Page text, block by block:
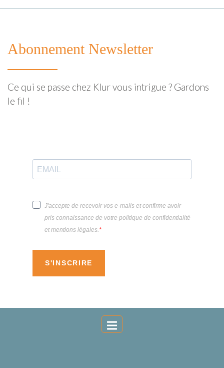
Abonnement Newsletter
Ce qui se passe chez Klur vous intrigue ? Gardons
le fil !
J'accepte de recevoir vos e-mails et confirme avoir
pris connaissance de votre politique de confidentialité
et mentions légales.
S'INSCRIRE